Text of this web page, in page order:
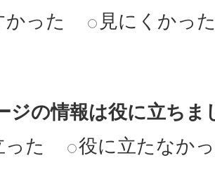
かった
見にくかっ
ジの情報は役に立ちま
た
役に立たなか